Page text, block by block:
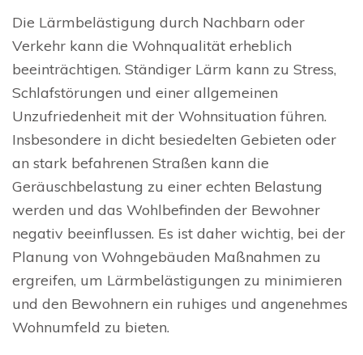
Die Lärmbelästigung durch Nachbarn oder
Verkehr kann die Wohnqualität erheblich
beeinträchtigen. Ständiger Lärm kann zu Stress,
Schlafstörungen und einer allgemeinen
Unzufriedenheit mit der Wohnsituation führen.
Insbesondere in dicht besiedelten Gebieten oder
an stark befahrenen Straßen kann die
Geräuschbelastung zu einer echten Belastung
werden und das Wohlbefinden der Bewohner
negativ beeinflussen. Es ist daher wichtig, bei der
Planung von Wohngebäuden Maßnahmen zu
ergreifen, um Lärmbelästigungen zu minimieren
und den Bewohnern ein ruhiges und angenehmes
Wohnumfeld zu bieten.